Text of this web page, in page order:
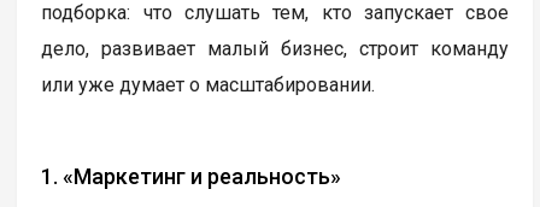
подборка: что слушать тем, кто запускает свое
дело, развивает малый бизнес, строит команду
или уже думает о масштабировании.
1. «Маркетинг и реальность»